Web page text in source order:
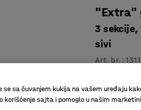
"Extra"
3
sivi
Art. br. :
Efikasno
sa čuvanjem kukija na vašem uređaju
sajta i pomoglo u našim